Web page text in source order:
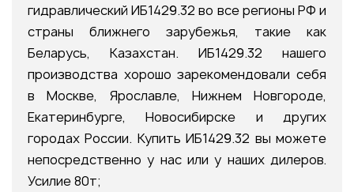
гидравлический ИБ1429.32 во все регионы РФ и
страны ближнего зарубежья, такие как
Беларусь, Казахстан. ИБ1429.32 нашего
производства хорошо зарекомендовали себя
в Москве, Ярославле, Нижнем Новгороде,
Екатеринбурге, Новосибирске и других
городах России. Купить ИБ1429.32 вы можете
непосредственно у нас или у наших дилеров.
Усилие 80т;